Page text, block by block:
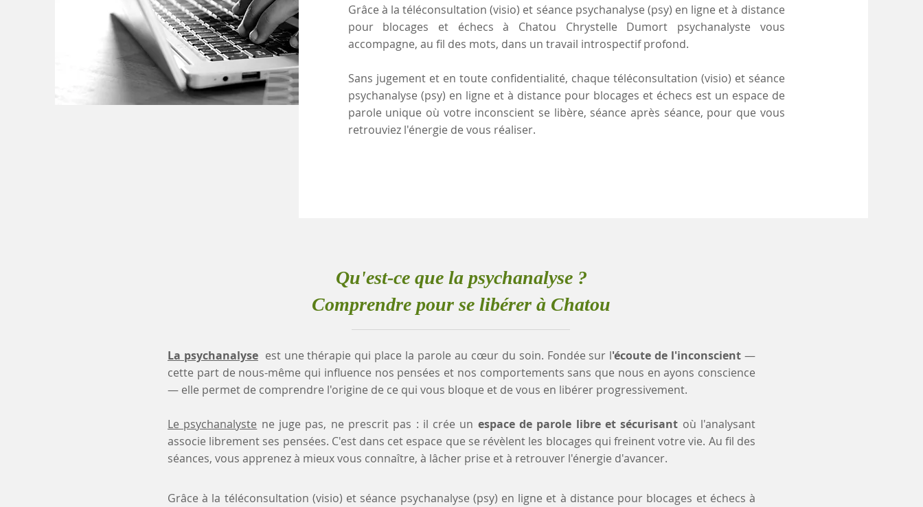
Grâce à la téléconsultation (visio) et séance psychanalyse (psy) en ligne et à distance
pour blocages et échecs à Chatou Chrystelle Dumort psychanalyste vous
accompagne, au fil des mots, dans un travail introspectif profond.
Sans jugement et en toute confidentialité, chaque téléconsultation (visio) et séance
psychanalyse (psy) en ligne et à distance pour blocages et échecs est un espace de
parole unique où votre inconscient se libère, séance après séance, pour que vous
retrouviez l'énergie de vous réaliser.
Qu'est-ce que la psychanalyse ?
Comprendre pour se libérer à Chatou
La psychanalyse est une thérapie qui place la parole au cœur du soin. Fondée sur l'écoute de l'inconscient—
cette part de nous-même qui influence nos pensées et nos comportements sans que nous en ayons conscience
— elle permet de comprendre l'origine de ce qui vous bloque et de vous en libérer progressivement.
Le psychanalyste ne juge pas, ne prescrit pas : il crée un espace de parole libre et sécurisant où l'analysant
associe librement ses pensées. C'est dans cet espace que se révèlent les blocages qui freinent votre vie. Au fil des
séances, vous apprenez à mieux vous connaître, à lâcher prise et à retrouver l'énergie d'avancer.
Grâce à la téléconsultation (visio) et séance psychanalyse (psy) en ligne et à distance pour blocages et échecs à